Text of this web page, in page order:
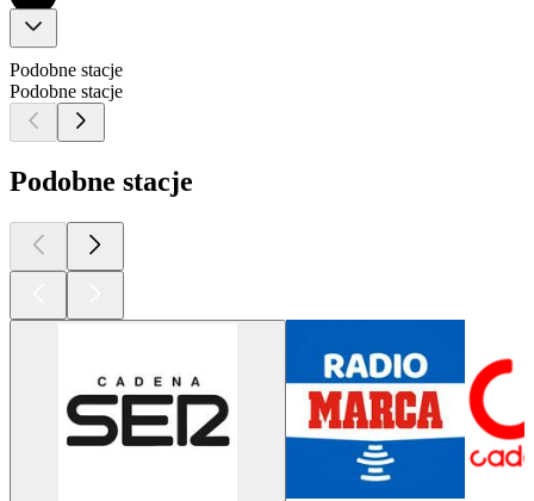
Podobne stacje
Podobne stacje
Podobne stacje